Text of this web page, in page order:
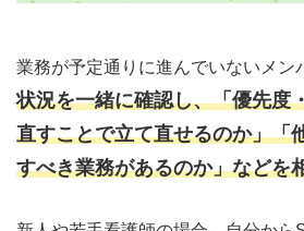
業務が予定通りに進んでいないメン
状況を一緒に確認し、「優先度
直すことで立て直せるのか」「
すべき業務があるのか」などを